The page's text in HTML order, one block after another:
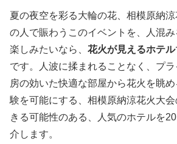
夏の夜空を彩る大輪の花、相模原納涼
の人で賑わうこのイベントを、人混
楽しみたいなら、 花火が見えるホテル
です。人波に揉まれることなく、プ
房の効いた快適な部屋から花火を眺
験を可能にする、相模原納涼花火大
きる可能性のある、人気のホテルを
介します。